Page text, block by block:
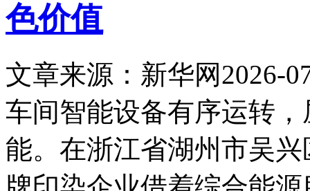
色价值
文章来源：新华网2026-
车间智能设备有序运转
能。在浙江省湖州市吴